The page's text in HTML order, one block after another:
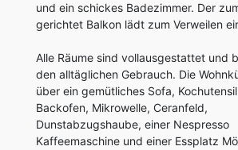
und ein schickes Badezimmer. Der
gerichtet Balkon lädt zum Verweilen
Alle Räume sind vollausgestattet und
den alltäglichen Gebrauch. Die
über ein gemütliches Sofa,
Backofen, Mikrowelle, Ceranfeld,
Dunstabzugshaube, einer Nespresso
Kaffeemaschine und einer Essplatz